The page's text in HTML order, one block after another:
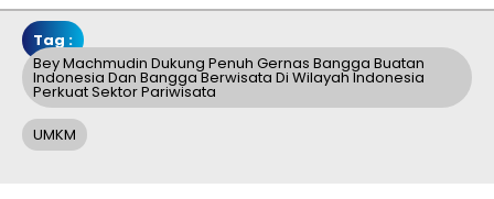
Tag :
Bey Machmudin Dukung Penuh Gernas Bangga Buatan
Indonesia Dan Bangga Berwisata Di Wilayah Indonesia
Perkuat Sektor Pariwisata
UMKM